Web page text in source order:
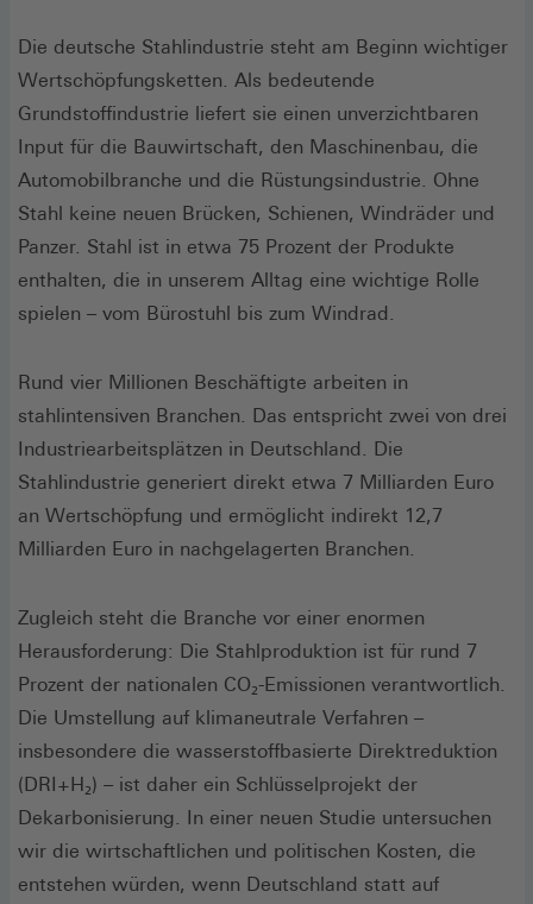
Die deutsche Stahlindustrie steht am Beginn wichtiger
Wertschöpfungsketten. Als bedeutende
Grundstoffindustrie liefert sie einen unverzichtbaren
Input für die Bauwirtschaft, den Maschinenbau, die
Automobilbranche und die Rüstungsindustrie. Ohne
Stahl keine neuen Brücken, Schienen, Windräder und
Panzer. Stahl ist in etwa 75 Prozent der Produkte
enthalten, die in unserem Alltag eine wichtige Rolle
spielen – vom Bürostuhl bis zum Windrad.
Rund vier Millionen Beschäftigte arbeiten in
stahlintensiven Branchen. Das entspricht zwei von drei
Industriearbeitsplätzen in Deutschland. Die
Stahlindustrie generiert direkt etwa 7 Milliarden Euro
an Wertschöpfung und ermöglicht indirekt 12,7
Milliarden Euro in nachgelagerten Branchen.
Zugleich steht die Branche vor einer enormen
Herausforderung: Die Stahlproduktion ist für rund 7
Prozent der nationalen CO₂-Emissionen verantwortlich.
Die Umstellung auf klimaneutrale Verfahren –
insbesondere die wasserstoffbasierte Direktreduktion
(DRI+H₂) – ist daher ein Schlüsselprojekt der
Dekarbonisierung. In einer neuen Studie untersuchen
wir die wirtschaftlichen und politischen Kosten, die
entstehen würden, wenn Deutschland statt auf